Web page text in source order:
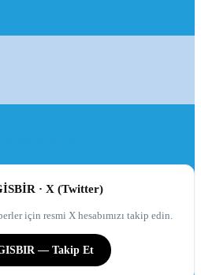
· X (Twitter)
için resmi X hesabımızı takip edin.
— Takip Et